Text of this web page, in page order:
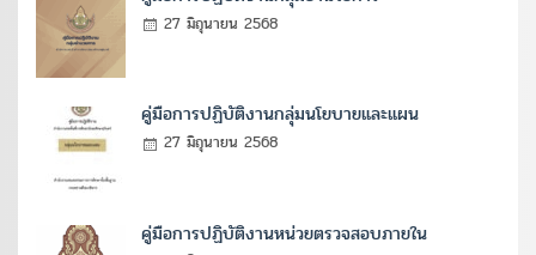
27 มิถุนายน 2568
คู่มือการปฏิบัติงานกลุ่มนโยบายและแผน
27 มิถุนายน 2568
คู่มือการปฏิบัติงานหน่วยตรวจสอบภายใน